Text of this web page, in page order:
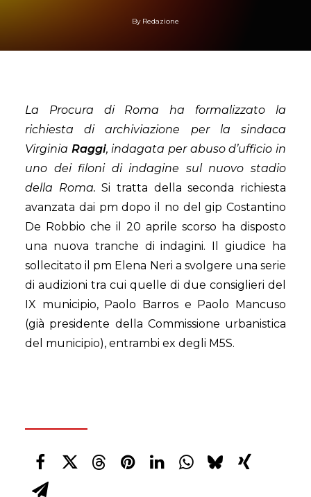
By Redazione
La Procura di Roma ha formalizzato la
richiesta di archiviazione per la sindaca
Virginia Raggi, indagata per abuso d’ufficio in
uno dei filoni di indagine sul nuovo stadio
della Roma. Si tratta della seconda richiesta
avanzata dai pm dopo il no del gip Costantino
De Robbio che il 20 aprile scorso ha disposto
una nuova tranche di indagini. Il giudice ha
sollecitato il pm Elena Neri a svolgere una serie
di audizioni tra cui quelle di due consiglieri del
IX municipio, Paolo Barros e Paolo Mancuso
(già presidente della Commissione urbanistica
del municipio), entrambi ex degli M5S.